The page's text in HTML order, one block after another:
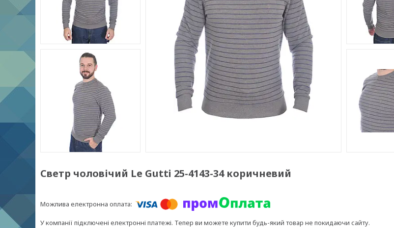
Светр чоловічий Le Gutti 25-4143-34 коричневий
У компанії підключені електронні платежі. Тепер ви можете купити будь-який товар не покидаючи сайту.